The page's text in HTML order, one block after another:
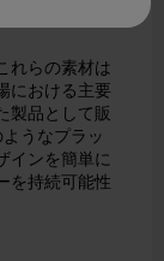
きるようにな
れらの素材は
における主要
製品として販
うなプラッ
インを簡単に
を持続可能性